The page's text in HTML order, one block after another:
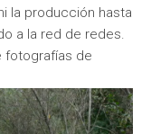
la producción hasta
a la red de redes.
fotografías de